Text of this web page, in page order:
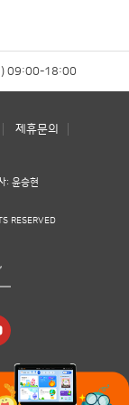
) 09:00-18:00
제휴문의
: 윤승현
RESERVED